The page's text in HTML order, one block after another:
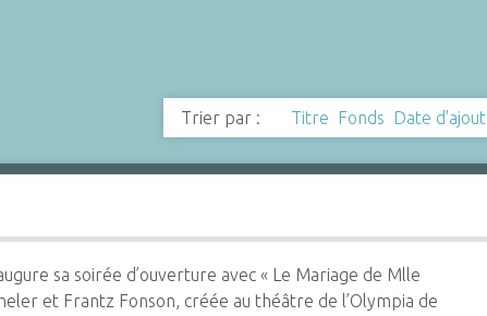
Trier par : Titre Fonds Date d'ajout
sa soirée d’ouverture avec « Le Mariage de Mlle
et Frantz Fonson, créée au théâtre de l’Olympia de